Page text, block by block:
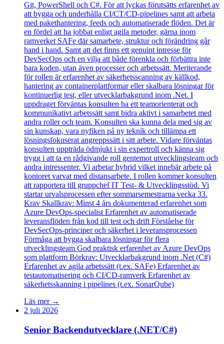
Git, PowerShell och C#. För att lyckas förutsätts erfarenhet av
att bygga och underhålla CI/CT/CD-pipelines samt att arbeta
med pakethantering, feeds och automatiserade flöden. Det är
en fördel att ha jobbat enligt agila metoder, gärna inom
ramverket SAFe där samarbete, struktur och förändring går
hand i hand. Samt att det finns ett genuint intresse för
DevSecOps och en vilja att både förenkla och förbättra inte
bara koden, utan även processer och arbetssätt. Meriterande
för rollen är erfarenhet av säkerhetsscanning av källkod,
hantering av containerplattformar eller skalbara lösningar för
kontinuerlig test, eller utvecklarbakgrund inom .Net. I
uppdraget förväntas konsulten ha ett teamorienterat och
kommunikativt arbetssätt samt bidra aktivt i samarbetet med
andra roller och team. Konsulten ska kunna dela med sig av
sin kunskap, vara nyfiken på ny teknik och tillämpa ett
lösningsfokuserat angreppssätt i sitt arbete. Vidare förväntas
konsulten uppträda ödmjukt i sin expertroll och känna sig
trygg i att ta en rådgivande roll gentemot utvecklingsteam och
andra intressenter. Vi arbetar hybrid vilket innebär arbete på
kontoret varvat med distansarbete. I rollen kommer konsulten
att rapportera till gruppchef IT Test- & Utvecklingsstöd. Vi
startar urvalsprocessen efter sommarsemestrarna vecka 33.
Krav Skallkrav: Minst 4 års dokumenterad erfarenhet som
Azure DevOps-specialist Erfarenhet av automatiserade
leveransflöden från kod till test och drift Förståelse för
DevSecOps-principer och säkerhet i leveransprocessen
Förmåga att bygga skalbara lösningar för flera
utvecklingsteam God praktisk erfarenhet av Azure DevOps
som plattform Börkrav: Utvecklarbakgrund inom .Net (C#)
Erfarenhet av agila arbetssätt (t.ex. SAFe) Erfarenhet av
testautomatisering och CI/CD-ramverk Erfarenhet av
säkerhetsskanning i pipelines (t.ex. SonarQube)
Läs mer →
2 juli 2026
Senior Backendutvecklare (.NET/C#)